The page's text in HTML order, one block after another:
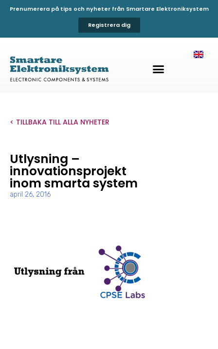
Prenumerera på tips och nyheter från Smartare Elektroniksystem
Registrera dig
< TILLBAKA TILL ALLA NYHETER
Utlysning –
innovationsprojekt
inom smarta system
april 26, 2016